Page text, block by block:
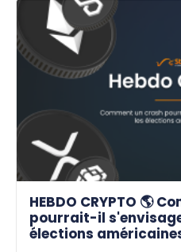
HEBDO CRYPTO 🌎
pourrait-il
élections